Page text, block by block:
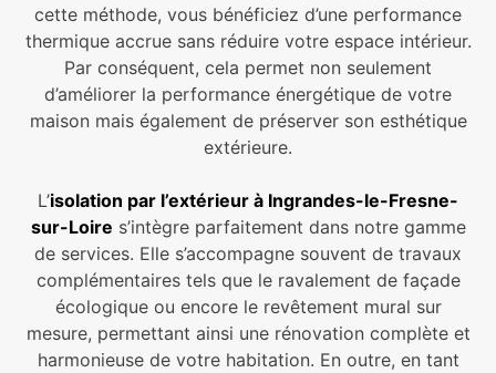
cette méthode, vous bénéficiez d’une performance
thermique accrue sans réduire votre espace intérieur.
Par conséquent, cela permet non seulement
d’améliorer la performance énergétique de votre
maison mais également de préserver son esthétique
extérieure.
L’isolation par l’extérieur à Ingrandes-le-Fresne-
sur-Loire s’intègre parfaitement dans notre gamme
de services. Elle s’accompagne souvent de travaux
complémentaires tels que le ravalement de façade
écologique ou encore le revêtement mural sur
mesure, permettant ainsi une rénovation complète et
harmonieuse de votre habitation. En outre, en tant